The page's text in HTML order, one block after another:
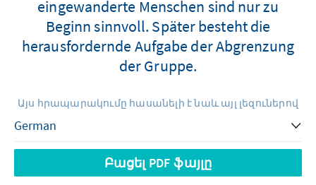
eingewanderte Menschen sind nur zu
Beginn sinnvoll. Später besteht die
herausfordernde Aufgabe der Abgrenzung
der Gruppe.
Այս հրապարակումը հասանելի է նաև այլ լեզուներով
Բացել PDF ֆայլը